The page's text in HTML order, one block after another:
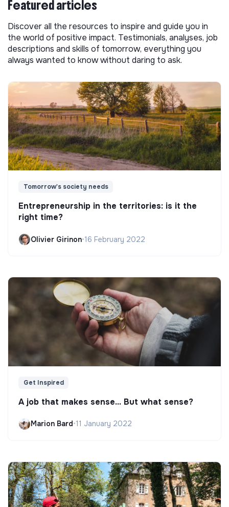
Featured articles
Discover all the resources to inspire and guide you in
the world of positive impact. Testimonials, analyses, job
descriptions and skills of tomorrow, everything you
always wanted to know without daring to ask.
Tomorrow's society needs
Entrepreneurship in the territories: is it the
right time?
Olivier Girinon•16 February 2022
Get Inspired
A job that makes sense... But what sense?
Marion Bard•11 January 2022